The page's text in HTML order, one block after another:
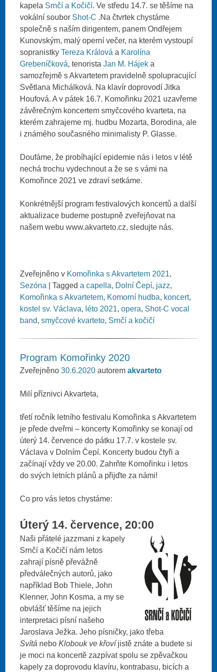
kapela Srnčí a Kočičí. Ve středu 14.7. se těšíme na
vokální soubor Shot-C .Na čtvrtek chystáme
společně s naším dirigentem, panem Ondřejem
Kunovským, malý operní večer, na kterém vystoupí
sopranistkyTereza Králová a Karolína
Grebeníčková, tenoristaJan M. Hájek a
samozřejmě s Akvartetem pravidelně spolupracující
Světlana Michálková. Na klavír doprovodí Jitka
Houfová. A v pátek 16.7. Komořinku 2021 uzavřeme
závěrečným koncertem smyčcového kvarteta, na
kterém zahrajeme mj. hudbu Mozarta, Borodina, ale
i známého současného minimalisty P. Glasse.
Doufáme, že probíhající epidemie nás i letos v létě
nechá trochu vydechnout a že se s vámi na
Komořince 2021 ve zdraví setkáme.
Konkrétnější program festivalových koncertů a další
aktualizace budeme postupně zveřejňovat na
našem webu www.akvarteto.cz, sledujte nás.
Zveřejněno v Komořinka s Akvartetem 2021,
Sezóna
|Taggeda capella, Dolní Čepí, jazz,
Komořinka s Akvartetem, Komorní hudba, koncert,
kostel sv. Václava, léto 2021,opera, Shot-C vocal
band,smyčcové kvarteto, Srnčí a kočičí
Program Komořinky 2020
Zveřejněno30.6.2020 autoremakvarteto
Milí příznivci Akvarteta,
třetí ročník letního festivalu Komořinka s Akvartetem
je přede dveřmi – koncerty Komořinky se konají od
úterý 14. července do pátku 17.7. v kostele sv.
Václava v Dolním Čepí. Koncerty budou čtyři a
začínají vždy ve 20.00. Zahrňte Komořinku i letos
do svých letních plánů a přijďte za námi!
Co pro vás letos chystáme:
Úterý 14. července, 20:00
Naši přátelé jazzmani z kapely
Srnčí a Kočičí nám letos
zahrají písně převážně
předválečných autorů, jako
například Bob Thiele, John
Klenner, John Kosma, a my se
obvlášť těšíme na jejich
interpretaci písní našeho
Jaroslava Ježka. Jeho písničky, jako třeba
Svítá neboKlobouk ve křovíjistě znáte a budete si
je moci na koncertě zazpívat spolu se zpěvačkou
kapely za doprovodu klavíru, kontrabasu, bicích a